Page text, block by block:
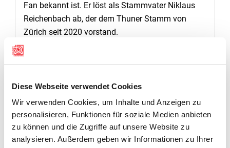
Diese Webseite verwendet Cookies
Wir verwenden Cookies, um Inhalte und Anzeigen zu
personalisieren, Funktionen für soziale Medien anbieten
zu können und die Zugriffe auf unsere Website zu
analysieren. Außerdem geben wir Informationen zu Ihrer
Fan bekannt ist. Er löst als Stammvater Niklaus
Reichenbach ab, der dem Thuner Stamm von
Zürich seit 2020 vorstand.
Thun ist er vor allem durch sein Engagement rund
um den General-Guisan-Preis bekannt, der jeweils
am Ausschiesset vergeben wird.
RANGLISTE THUNER STICH